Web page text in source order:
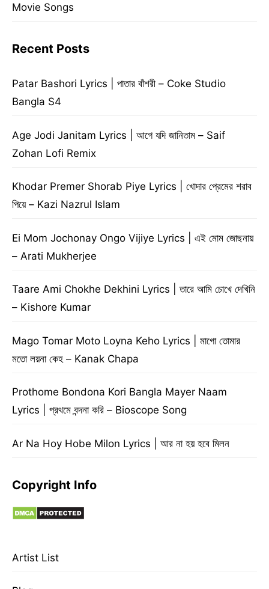
Movie Songs
Recent Posts
Patar Bashori Lyrics | পাতার বাঁশরী – Coke Studio
Bangla S4
Age Jodi Janitam Lyrics | আগে যদি জানিতাম – Saif
Zohan Lofi Remix
Khodar Premer Shorab Piye Lyrics | খোদার প্রেমের শরাব
পিয়ে – Kazi Nazrul Islam
Ei Mom Jochonay Ongo Vijiye Lyrics | এই মোম জোছনায়
– Arati Mukherjee
Taare Ami Chokhe Dekhini Lyrics | তারে আমি চোখে দেখিনি
– Kishore Kumar
Mago Tomar Moto Loyna Keho Lyrics | মাগো তোমার
মতো লয়না কেহ – Kanak Chapa
Prothome Bondona Kori Bangla Mayer Naam
Lyrics | প্রথমে বন্দনা করি – Bioscope Song
Ar Na Hoy Hobe Milon Lyrics | আর না হয় হবে মিলন
Copyright Info
Artist List